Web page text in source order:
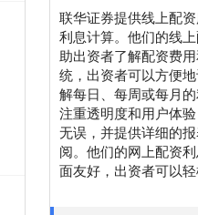
联华证券提供线上配
利息计算。他们的线
助出资者了解配资费
统，出资者可以方便
解每日、每周或每月
注重透明度和用户体
无误，并提供详细的
阅。他们的网上配资
面友好，出资者可以轻